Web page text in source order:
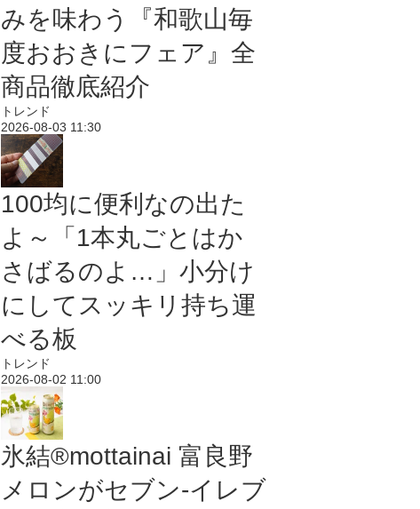
みを味わう『和歌山毎
度おおきにフェア』全
商品徹底紹介
トレンド
2026-08-03 11:30
100均に便利なの出た
よ～「1本丸ごとはか
さばるのよ…」小分け
にしてスッキリ持ち運
べる板
トレンド
2026-08-02 11:00
氷結®mottainai 富良野
メロンがセブン‐イレブ